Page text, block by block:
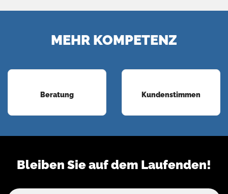
MEHR KOMPETENZ
Beratung Kundenstimmen
Bleiben Sie auf dem Laufenden!